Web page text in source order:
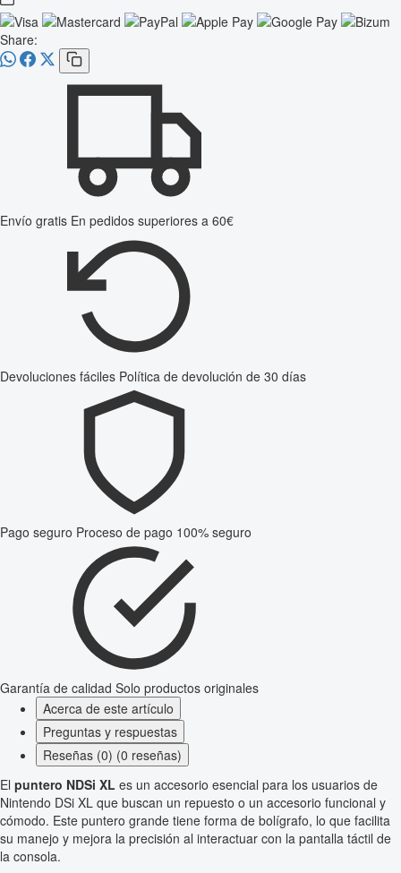
Share:
Envío gratis En pedidos superiores a 60€
Devoluciones fáciles Política de devolución de 30 días
Pago seguro Proceso de pago 100% seguro
Garantía de calidad Solo productos originales
Acerca de este artículo
Preguntas y respuestas
Reseñas (0) (0 reseñas)
El puntero NDSi XL es un accesorio esencial para los usuarios de
Nintendo DSi XL que buscan un repuesto o un accesorio funcional y
cómodo. Este puntero grande tiene forma de bolígrafo, lo que facilita
su manejo y mejora la precisión al interactuar con la pantalla táctil de
la consola.